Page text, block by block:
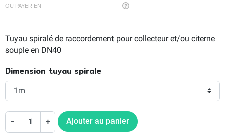
OU PAYER EN
Tuyau spiralé de raccordement pour collecteur et/ou citerne
souple en DN40
Dimension tuyau spirale
− + Ajouter au panier